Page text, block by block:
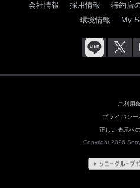
会社情報 採用情報 特約店
環境情報
My
ご利用
プライバシー
正しい表示へ
Copyright 2026